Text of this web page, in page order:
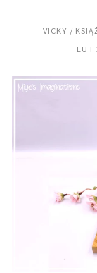
VICKY
LUT